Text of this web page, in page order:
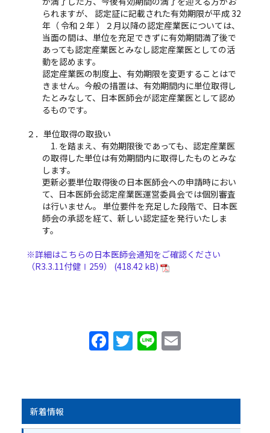
られますが、 認定証に記載された有効期限が平成 32
年（ 令和２年 ）２月以降の認定産業医については、
当面の間は、単位を充足できずに有効期間満了後で
あっても認定産業医とみなし認定産業医としての活
動を認めます。
認定産業医の制度上、有効期限を変更することはで
きません。今般の措置は、有効期間内に単位取得し
たとみなして、日本医師会が認定産業医として認め
るものです。
２．単位取得の取扱い
1. を踏まえ、有効期限後であっても、認定産業医
の取得した単位は有効期間内に取得したものとみな
します。
更新必要単位取得後の日本医師会への申請時におい
て、日本医師会認定産業医運営委員会では個別審査
は行いません。 単位要件を充足した段階で、日本医
師会の承認を経て、新しい認定証を発行いたしま
す。
※詳細はこちらの日本医師会通知をご確認ください
（R3.3.11付健Ⅰ259）
F
e
b
T
er
Li
l
新着情報